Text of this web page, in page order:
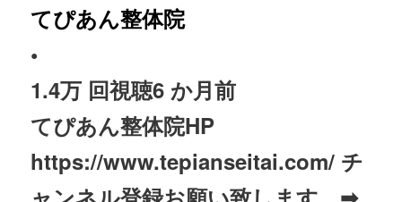
てぴあん整体院
•
1.4万 回視聴6 か月前
てぴあん整体院HP
https://www.tepianseitai.com/ チ